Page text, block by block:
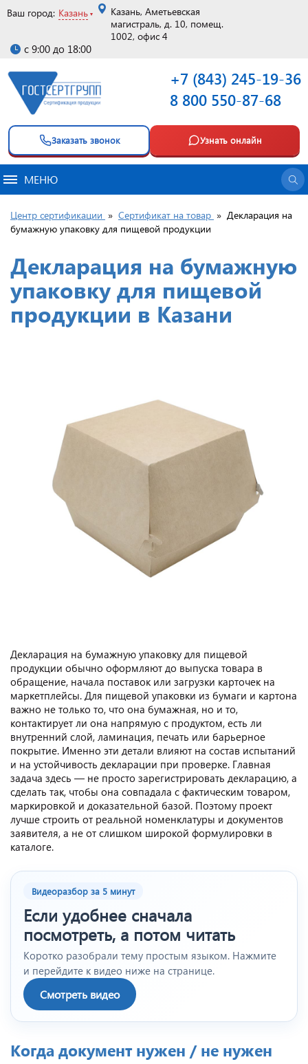
Ваш город: Казань
Казань, Аметьевская
магистраль, д. 10, помещ.
1002, офис 4
с 9:00 до 18:00
+7 (843) 245-19-36
8 800 550-87-68
Заказать звонок Узнать онлайн
МЕНЮ
Центр сертификации » Сертификат на товар » Декларация на
бумажную упаковку для пищевой продукции
Декларация на бумажную
упаковку для пищевой
продукции в Казани
Декларация на бумажную упаковку для пищевой
продукции обычно оформляют до выпуска товара в
обращение, начала поставок или загрузки карточек на
маркетплейсы. Для пищевой упаковки из бумаги и картона
важно не только то, что она бумажная, но и то,
контактирует ли она напрямую с продуктом, есть ли
внутренний слой, ламинация, печать или барьерное
покрытие. Именно эти детали влияют на состав испытаний
и на устойчивость декларации при проверке. Главная
задача здесь — не просто зарегистрировать декларацию, а
сделать так, чтобы она совпадала с фактическим товаром,
маркировкой и доказательной базой. Поэтому проект
лучше строить от реальной номенклатуры и документов
заявителя, а не от слишком широкой формулировки в
каталоге.
Видеоразбор за 5 минут
Если удобнее сначала
посмотреть, а потом читать
Коротко разобрали тему простым языком. Нажмите
и перейдите к видео ниже на странице.
Смотреть видео
Когда документ нужен / не нужен